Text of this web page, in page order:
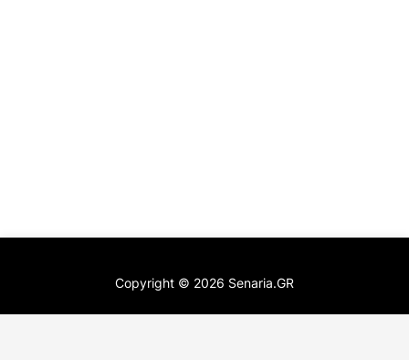
Copyright © 2026 Senaria.GR